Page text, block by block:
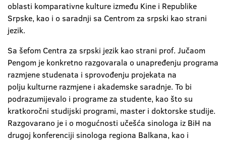
oblasti komparativne kulture između Kine i Republike
Srpske, kao i o saradnji sa Centrom za srpski kao strani
jezik.
Sa šefom Centra za srpski jezik kao strani prof. Jučaom
Pengom je konkretno razgovarala o unapređenju programa
razmjene studenata i sprovođenju projekata na
polju kulturne razmjene i akademske saradnje. To bi
podrazumijevalo i programe za studente, kao što su
kratkoročni studijski programi, master i doktorske studije.
Razgovarano je i o mogućnosti učešća sinologa iz BiH na
drugoj konferenciji sinologa regiona Balkana, kao i